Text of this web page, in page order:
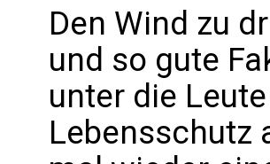
Den Wind zu
und so gute
unter die
Lebensschutz